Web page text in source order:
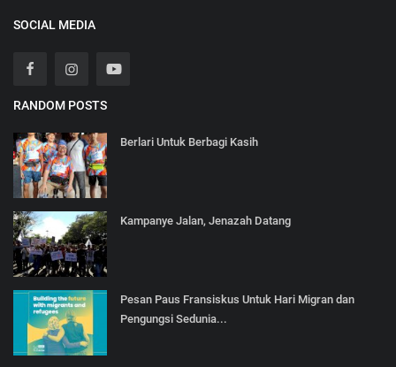
SOCIAL MEDIA
RANDOM POSTS
Berlari Untuk Berbagi Kasih
Kampanye Jalan, Jenazah Datang
Pesan Paus Fransiskus Untuk Hari Migran dan
Pengungsi Sedunia...